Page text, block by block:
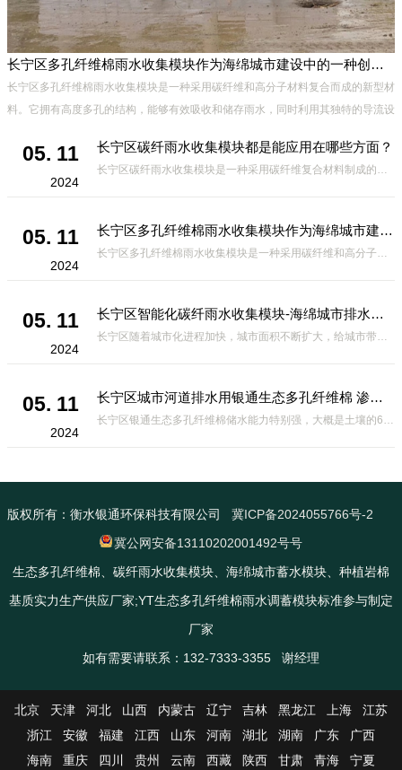
长宁区多孔纤维棉雨水收集模块作为海绵城市建设中的一种创新材料
长宁区多孔纤维棉雨水收集模块是一种采用碳纤维和高分子材料复合而成的新型材
料。它拥有高度多孔的结构，能够有效吸收和储存雨水，同时利用其独特的导流设
05. 11
2024
长宁区碳纤雨水收集模块都是能应用在哪些方面？
长宁区碳纤雨水收集模块是一种采用碳纤维复合材料制成的雨水收集装置，具有*、环保、可持续等诸多优点。这种模块的设计独特，结构轻巧且强度高，耐腐蚀，能够在各种环境条件下稳定运行。其广泛的应用领域不仅体现在城市规
05. 11
2024
长宁区多孔纤维棉雨水收集模块作为海绵城市建设中的一种创新材料
长宁区多孔纤维棉雨水收集模块是一种采用碳纤维和高分子材料复合而成的新型材料。它拥有高度多孔的结构，能够有效吸收和储存雨水，同时利用其独特的导流设计，将雨水迅速排出，有效防止城市内涝的发生。此外，该材料还具有
05. 11
2024
长宁区智能化碳纤雨水收集模块-海绵城市排水蓄水系统的优选项
长宁区随着城市化进程加快，城市面积不断扩大，给城市带来的问题也随之增加。其中之一就是水资源的短缺。雨水收集是一种解决城市水资源短缺的有效途径。在雨水收集技术中，智能化碳纤雨水收集模块的出现，为解决城市水资源
05. 11
2024
长宁区城市河道排水用银通生态多孔纤维棉 渗透性好重量轻
长宁区银通生态多孔纤维棉储水能力特别强，大概是土壤的6倍，所以在下暴雨或者是严重的雨雪天气时，能将降水量很好的吸收掉，到了天气晴朗之后又会将这些水分蒸发到空气中。这种材料在绿化环保上能起到很大的作用，能够大
版权所有：衡水银通环保科技有限公司
冀ICP备2024055766号-2
冀公网安备13110202001492号号
生态多孔纤维棉、碳纤雨水收集模块、海绵城市蓄水模块、种植岩棉
基质实力生产供应厂家;YT生态多孔纤维棉雨水调蓄模块标准参与制定
厂家
如有需要请联系：132-7333-3355 谢经理
北京 天津 河北 山西 内蒙古 辽宁 吉林 黑龙江 上海
江苏
浙江
安徽 福建 江西 山东 河南 湖北 湖南 广东
广西
海南
重庆 四川 贵州 云南 西藏 陕西 甘肃 青海 宁夏